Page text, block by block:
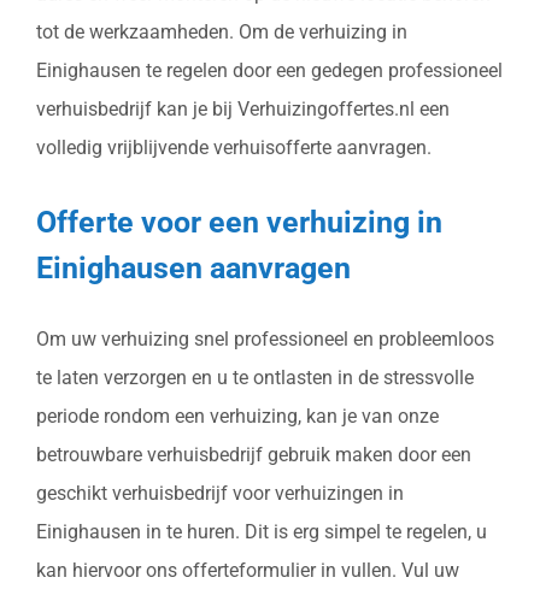
tot de werkzaamheden. Om de verhuizing in
Einighausen te regelen door een gedegen professioneel
verhuisbedrijf kan je bij Verhuizingoffertes.nl een
volledig vrijblijvende verhuisofferte aanvragen.
Offerte voor een verhuizing in
Einighausen aanvragen
Om uw verhuizing snel professioneel en probleemloos
te laten verzorgen en u te ontlasten in de stressvolle
periode rondom een verhuizing, kan je van onze
betrouwbare verhuisbedrijf gebruik maken door een
geschikt verhuisbedrijf voor verhuizingen in
Einighausen in te huren. Dit is erg simpel te regelen, u
kan hiervoor ons offerteformulier in vullen. Vul uw